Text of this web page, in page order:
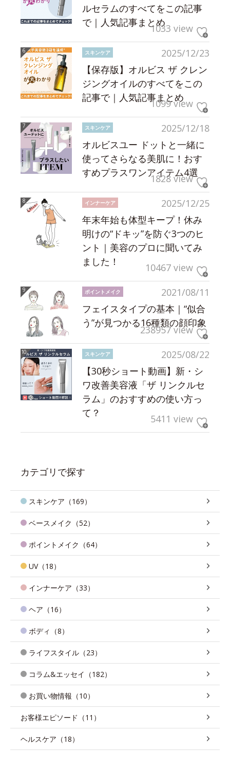
ルセラムのすべてをこの記事
で｜人気記事まとめ1033 view
2025/12/23
スキンケア
【保存版】オルビス ザ クレン
ジングオイルのすべてをこの
記事で｜人気記事まとめ
1099 view
2025/12/18
スキンケア
オルビスユー ドットと一緒に
使ってさらなる美肌に！おす
すめプラスワンアイテム4選
1828 view
2025/12/25
インナーケア
年末年始も体型キープ！休み
明けの“ドキッ”を防ぐ3つのヒ
ント｜美容のプロに聞いてみ
ました！
10467 view
2021/08/11
ポイントメイク
フェイスタイプの基本｜“似合
う”が見つかる16種類の顔印象
238957 view
2025/08/22
スキンケア
【30秒ショート動画】新・シ
ワ改善美容液「ザ リンクルセ
ラム」のおすすめの使い方っ
て？
5411 view
カテゴリで探す
スキンケア（169）
ベースメイク（52）
ポイントメイク（64）
UV（18）
インナーケア（33）
ヘア（16）
ボディ（8）
ライフスタイル（23）
コラム&エッセイ（182）
お買い物情報（10）
お客様エピソード（11）
ヘルスケア（18）